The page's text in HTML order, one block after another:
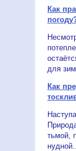
Как
для
Как
тьмой,